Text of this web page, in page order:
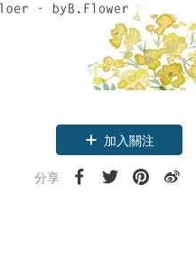
加入關注
分享